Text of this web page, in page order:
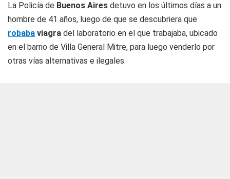
La Policía de Buenos Aires detuvo en los últimos días a un
hombre de 41 años, luego de que se descubriera que
robaba viagra del laboratorio en el que trabajaba, ubicado
en el barrio de Villa General Mitre, para luego venderlo por
otras vías alternativas e ilegales.